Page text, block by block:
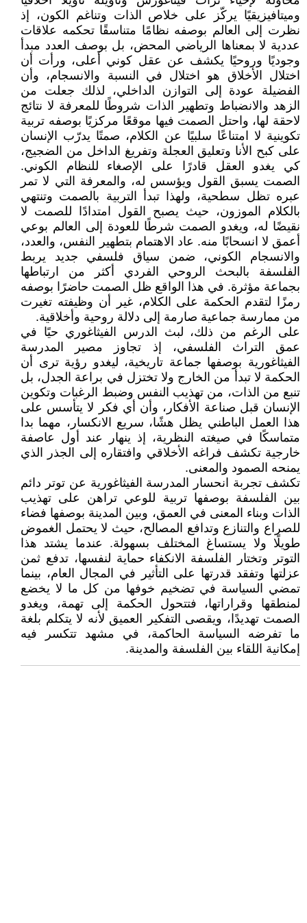
وميتافيزيقيًا يركّز على خلاص الذات وتناغم الكون، إذ
نظرت إلى العالم بوصفه نظامًا متناسقًا تحكمه علاقات
عددية لا بمعناها الرياضي المحض، بل بوصف العدد مبدأ
وجوديًا وروحيًا يكشف عن عقل كوني أعلى، ورأت أن
اختلال الأخلاق هو اختلال في النسبة والانسجام، وأن
الفضيلة عودة إلى التوازن الداخلي، لذلك جعلت من
الزهد والانضباط وتطهير الذات شروطًا للمعرفة لا نتائج
لاحقة لها، واحتل الصمت فيها موقعًا مركزيًا بوصفه تربية
تكوينية لا امتناعًا سلبيًا عن الكلام، صمتًا يدرّب الإنسان
على كبح الأنا وتعليق العجلة وتفريغ الداخل من الضجيج،
كي يغدو العقل قادرًا على الإصغاء للنظام الكوني.
الصمت يسبق القول ويؤسس له، والمعرفة التي لا تمر
عبره تظل سطحية، ولهذا تبدأ التربية بالصمت وتنتهي
بالكلام الموزون، حيث يصبح القول امتدادًا للصمت لا
نقيضًا له، ويغدو الصمت شرطًا للعودة إلى العالم بوعي
أعمق لا انسحابًا منه. عاد الاهتمام بتطهير النفس، والعدد،
والانسجام الكوني، ضمن سياق فلسفي جديد يربط
الفلسفة بالبحث الروحي الفردي أكثر من ارتباطها
بجماعة مؤثرة. في هذا الواقع ظل الصمت حاضرًا بوصفه
رمزًا لتقدم الحكمة على الكلام، غير أن وظيفته تغيرت
من ممارسة جماعية صارمة إلى دلالة روحية وأخلاقية.
على الرغم من ذلك، لبث الدرس الفيثاغوري حيًا في
عمق التراث الفلسفي، إذ تجاوز مصير المدرسة
الفيثاغورية بوصفها جماعة تاريخية، ليغدو رؤية ترى أن
الحكمة لا تبدأ من الخارج ولا تختزل في براعة الجدل، بل
تنبع من الذات، من تهذيب النفس وضبط الرغبات وتكوين
الإنسان قبل صناعة الأفكار، وأن أي فكر لا يتأسس على
هذا العمل الباطني يظل هشًا، سريع الانكسار، مهما بدا
متماسكًا في صيغته النظرية، إذ ينهار عند أول عاصفة
خارجية تكشف فراغه الأخلاقي وافتقاره إلى الجذر الذي
يمنحه الصمود والمعنى.
تكشف تجربة انحسار المدرسة الفيثاغورية عن توتر دائم
بين الفلسفة بوصفها تربية للوعي تراهن على تهذيب
الذات وبناء المعنى في العمق، وبين المدينة بوصفها فضاء
للصراع والتنازع وتدافع المصالح، حيث لا يحتمل الغموض
طويلًا ولا يستساغ المختلف بسهولة. عندما يشتد هذا
التوتر وتختار الفلسفة الانكفاء حماية لنفسها، تدفع ثمن
عزلتها وتفقد قدرتها على التأثير في المجال العام، بينما
تمضي السياسة في تضخيم خوفها من كل ما لا يخضع
لمنطقها وقراراتها، فتتحول الحكمة إلى تهمة، ويغدو
الصمت تهديدًا، ويقصى التفكير العميق لأنه لا يتكلم بلغة
ما تفرضه السياسة الحاكمة، في مشهد تتكسر فيه
إمكانية اللقاء بين الفلسفة والمدينة.